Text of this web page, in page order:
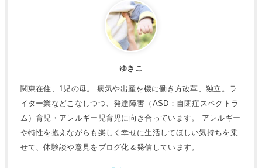
ゆきこ
関東在住、1児の母。 病気や出産を機に働き方改革、独立。ラ
イター業などこなしつつ、発達障害（ASD：自閉症スペクトラ
ム）育児・アレルギー児育児に向き合っています。 アレルギー
や特性を抱えながらも楽しく幸せに生活してほしい気持ちを乗
せて、体験談や意見をブログ化＆発信しています。